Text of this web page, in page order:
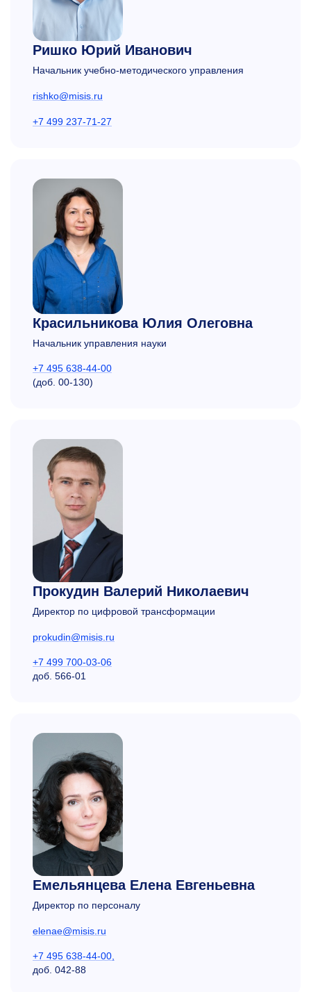
Ришко Юрий Иванович
Начальник учебно-методического управления
rishko@misis.ru
+7 499 237-71-27
Красильникова Юлия Олеговна
Начальник управления науки
+7 495 638-44-00
(доб. 00-130)
Прокудин Валерий Николаевич
Директор по цифровой трансформации
prokudin@misis.ru
+7 499 700-03-06
доб. 566-01
Емельянцева Елена Евгеньевна
Директор по персоналу
elenae@misis.ru
+7 495 638-44-00,
доб. 042-88